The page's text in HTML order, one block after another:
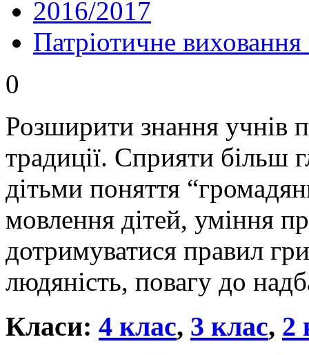
2016/2017
Патріотичне виховання
0
Розширити знання учнів
традиції. Сприяти більш
дітьми поняття
мовлення дітей, уміння
дотримуватися правил
людяність, повагу до
Класи: 4 клас, 3 клас, 2